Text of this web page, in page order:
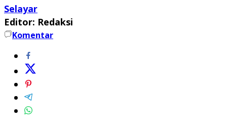
Selayar
Editor: Redaksi
Komentar